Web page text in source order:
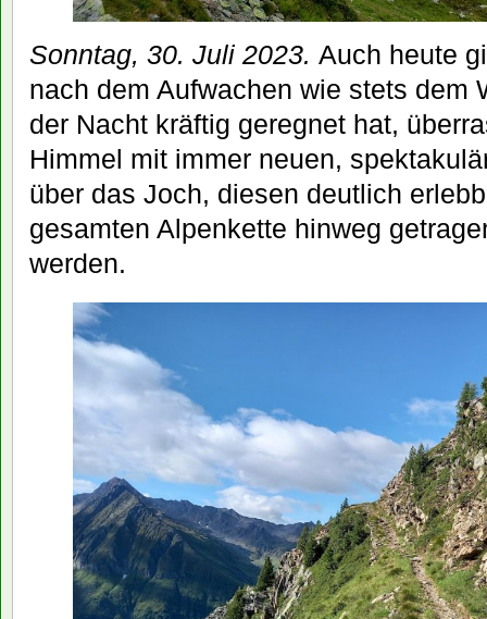
Sonntag, 30. Juli 2023. Auch heute
nach dem Aufwachen wie stets dem
der Nacht kräftig geregnet hat,
Himmel mit immer neuen,
über das Joch, diesen deutlich
gesamten Alpenkette hinweg
werden.